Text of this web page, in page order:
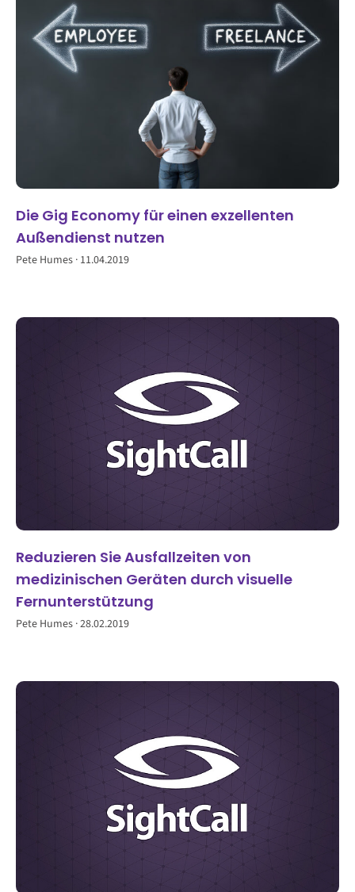
Die Gig Economy für einen exzellenten
Außendienst nutzen
Pete Humes 11.04.2019
Reduzieren Sie Ausfallzeiten von
medizinischen Geräten durch visuelle
Fernunterstützung
Pete Humes 28.02.2019